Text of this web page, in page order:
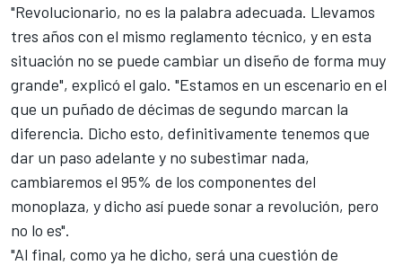
"Revolucionario, no es la palabra adecuada. Llevamos
tres años con el mismo reglamento técnico, y en esta
situación no se puede cambiar un diseño de forma muy
grande", explicó el galo. "Estamos en un escenario en el
que un puñado de décimas de segundo marcan la
diferencia. Dicho esto, definitivamente tenemos que
dar un paso adelante y no subestimar nada,
cambiaremos el 95% de los componentes del
monoplaza, y dicho así puede sonar a revolución, pero
no lo es".
"Al final, como ya he dicho, será una cuestión de